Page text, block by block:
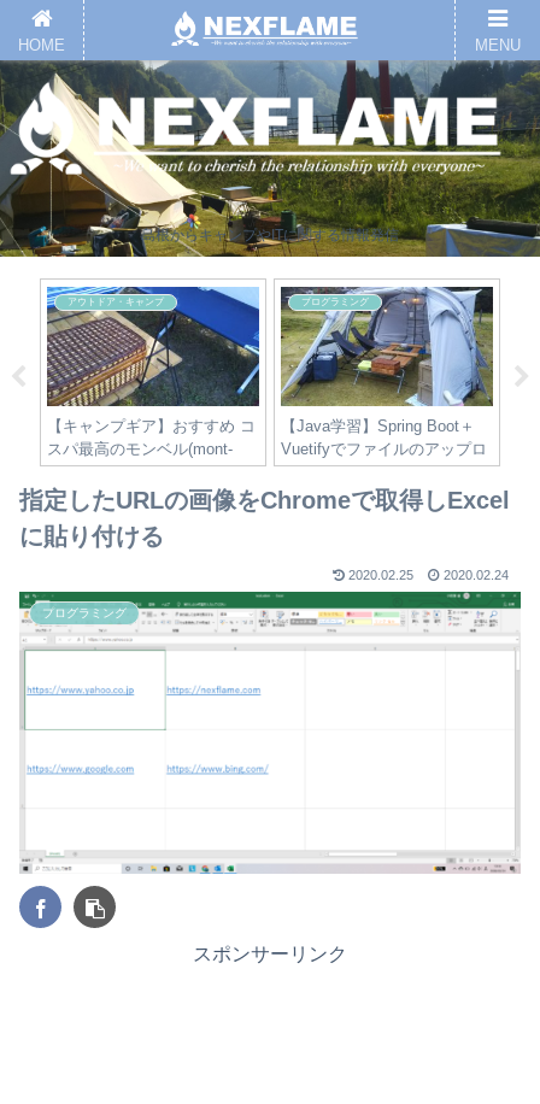
島根からキャンプやITに関する情報発信
アウトドア・キャンプ
【キャンプギア】おすすめ コ
スパ最高のモンベル(mont-
bell) フォールディング フィー
ルドコット 品番#1122512
プログラミング
【Java学習】Spring Boot＋
Vuetifyでファイルのアップロ
ードとダウンロードを作って
みた。－フロントエンド側実
装（完結）編－
指定したURLの画像をChromeで取得しExcel
に貼り付ける
2020.02.25 2020.02.24
プログラミング
スポンサーリンク
HOME MENU